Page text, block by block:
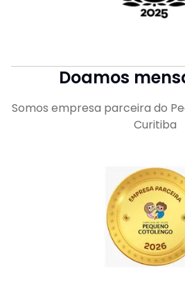
Doamos
Somos empresa parceira do
Curitiba